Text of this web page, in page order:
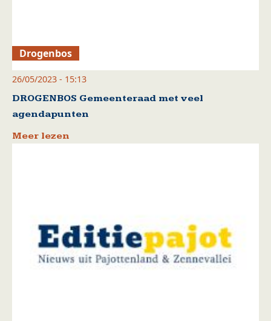
Drogenbos
26/05/2023 - 15:13
DROGENBOS Gemeenteraad met veel
agendapunten
Meer lezen